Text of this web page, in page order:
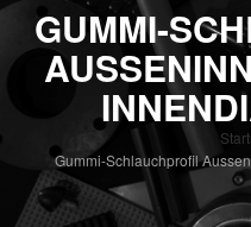
GUMMI-
Gummi-Schlauchprofil